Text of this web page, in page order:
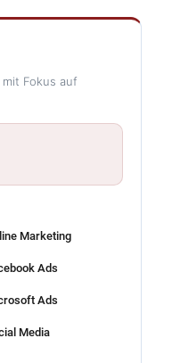
Fokus auf
Marketing
Ads
Ads
Media